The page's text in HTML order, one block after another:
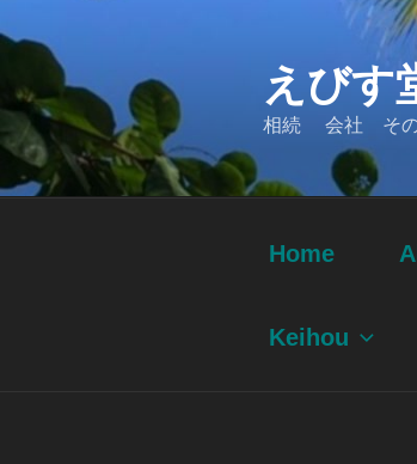
ン
ン
へ
ス
えびす
相続 会社 そ
Home
Keihou